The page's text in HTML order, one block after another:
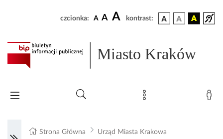
czcionka: A A A kontrast:
Miasto Kraków
Strona Główna
Urząd Miasta Krakowa